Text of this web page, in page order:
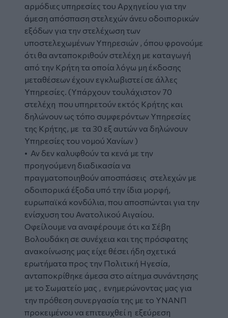
αρμόδιες υπηρεσίες του Αρχηγείου για την
άμεση απόσπαση στελεχών άνευ οδοιπορικών
εξόδων για την στελέχωση των
υποστελεχωμένων Υπηρεσιών , όπου φρονούμε
ότι θα ανταποκριθούν στελέχη με καταγωγή
από την Κρήτη τα οποία λόγω μη έκδοσης
μεταθέσεων έχουν εγκλωβιστεί σε άλλες
Υπηρεσίες. (Υπάρχουν τουλάχιστον 70
στελέχη που υπηρετούν εκτός Κρήτης και
δηλώνουν ως τόπο συμφερόντων Υπηρεσίες
της Κρήτης, με τα 30 εξ αυτών να δηλώνουν
Υπηρεσίες του νομού Χανίων )
• Αν δεν καλυφθούν τα κενά με την
προηγούμενη διαδικασία να
πραγματοποιηθούν αποσπάσεις στελεχών με
οδοιπορικά έξοδα υπό την ίδια μορφή,
ευρωπαϊκά κονδύλια, που αποσπώνται για την
ενίσχυση του Ανατολικού Αιγαίου.
Οφείλουμε να αναφέρουμε ότι κα Σέβη
Βολουδάκη σε συνέχεια και της πρόσφατης
ανακοίνωσης μας είχε θέσει ήδη σχετικά
ερωτήματα προς την Πολιτική Ηγεσία,
ανταποκρίθηκε άμεσα στο αίτημα συνάντησης
με το Σωματείο μας , ενημερώνοντας μας για
την πρόθεση συνεργασία της με το ΥΝΑΝΠ
προκειμένου να επιτευχθεί η εξεύρεση